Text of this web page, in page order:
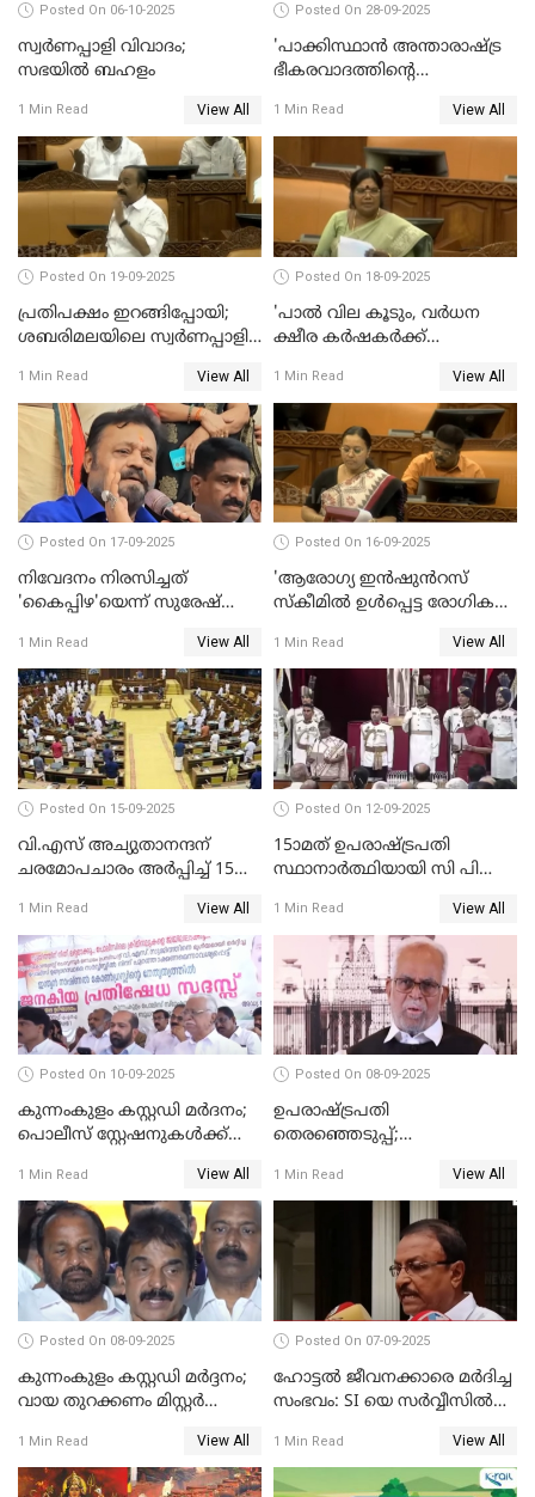
Posted On 06-10-2025
സ്വർണപ്പാളി വിവാദം;
സഭയിൽ ബഹളം
1 Min Read View All
Posted On 28-09-2025
'പാക്കിസ്ഥാന്‍ അന്താരാഷ്ട്ര
ഭീകരവാദത്തിന്റെ
ജയശങ്കര്‍
1 Min Read View All
Posted On 19-09-2025
പ്രതിപക്ഷം ഇറങ്ങിപ്പോയി;
ശബരിമലയിലെ സ്വർണപ്പാളി
പ്രമേയത്തിന് അനുമതിയില്ല
WATCH VIDEO
1 Min Read View All
Posted On 18-09-2025
'പാൽ വില കൂടും, വർധന
ക്ഷീര കർഷകർക്ക്
ജെ ചിഞ്ചുറാണി
1 Min Read View All
Posted On 17-09-2025
നിവേദനം നിരസിച്ചത്
'കൈപ്പിഴ'യെന്ന് സുരേഷ്
1 Min Read View All
Posted On 16-09-2025
'ആരോഗ്യ ഇൻഷുൻറസ്
സ്കീമിൽ ഉൾപ്പെട്ട രോഗികൾ
വാങ്ങി നൽകേണ്ട സാഹചര്യം
ഇല്ല'; വീണ ജോർജ് WATCH
VIDEO
1 Min Read View All
Posted On 15-09-2025
വി.എസ് അച്യുതാനന്ദന്
ചരമോപചാരം അർപ്പിച്ച് 15-ാം
സമ്മേളനത്തിന് തുടക്കം
WATCH VIDEO
1 Min Read View All
Posted On 12-09-2025
15ാമത് ഉപരാഷ്ട്രപതി
സ്ഥാനാര്‍ത്ഥിയായി സി പി
സത്യപ്രതിജ്ഞ ചെയ്തു
WATCH VIDEO
1 Min Read View All
Posted On 10-09-2025
കുന്നംകുളം കസ്റ്റഡി മര്‍ദനം;
പൊലീസ് സ്റ്റേഷനുകൾക്ക്
സദസ്സ്
1 Min Read View All
Posted On 08-09-2025
ഉപരാഷ്ട്രപതി
തെരഞ്ഞെടുപ്പ്;
സന്ദേശവുമായി ജസ്റ്റിസ് ബി.
സുദര്‍ശന്‍ റെഡ്ഡി
1 Min Read View All
Posted On 08-09-2025
കുന്നംകുളം കസ്റ്റഡി മര്‍ദ്ദനം;
വായ തുറക്കണം മിസ്റ്റര്‍
വേണുഗോപാൽ
1 Min Read View All
Posted On 07-09-2025
ഹോട്ടൽ ജീവനക്കാരെ മർദിച്ച
സംഭവം: SI യെ സർവ്വീസിൽ
പി ഔസേപ്പ്
1 Min Read View All